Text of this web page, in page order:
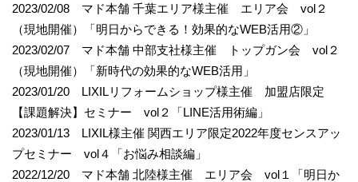
2023/02/08 マド本舗 千葉エリア様主催 エリア会 vol２
（現地開催）「明日からできる！効果的なWEB活用②」
2023/02/07 マド本舗 中部支社様主催 トップガン会 vol２
（現地開催）「新時代の効果的なWEB活用」
2023/01/20 LIXILリフォームショップ様主催 加盟店限定
【課題解決】セミナー vol２「LINE活用術編」
2023/01/13 LIXIL様主催 関西エリア限定2022年度センスアッ
プセミナー vol４「お悩み相談編」
2022/12/20 マド本舗 北陸様主催 エリア会 vol１「明日か